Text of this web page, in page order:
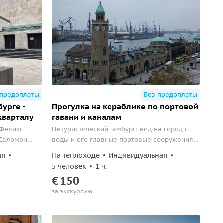
-
-
Все
и
в
Без предоплаты
Прогулка на кораблике по портовой
гавани и каналам
Нетуристический Гамбург: вид на город с
воды и его главные портовые сооружения с
На теплоходе
Индивидуальная
5 человек
1 ч.
€150
за экскурсию